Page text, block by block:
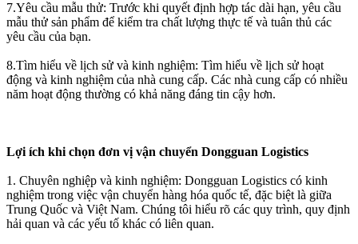
7.Yêu cầu mẫu thử: Trước khi quyết định hợp tác dài hạn, yêu cầu
mẫu thử sản phẩm để kiểm tra chất lượng thực tế và tuân thủ các
yêu cầu của bạn.
8.Tìm hiểu về lịch sử và kinh nghiệm: Tìm hiểu về lịch sử hoạt
động và kinh nghiệm của nhà cung cấp. Các nhà cung cấp có nhiều
năm hoạt động thường có khả năng đáng tin cậy hơn.
Lợi ích khi chọn đơn vị vận chuyển Dongguan Logistics
1. Chuyên nghiệp và kinh nghiệm: Dongguan Logistics có kinh
nghiệm trong việc vận chuyển hàng hóa quốc tế, đặc biệt là giữa
Trung Quốc và Việt Nam. Chúng tôi hiểu rõ các quy trình, quy định
hải quan và các yếu tố khác có liên quan.